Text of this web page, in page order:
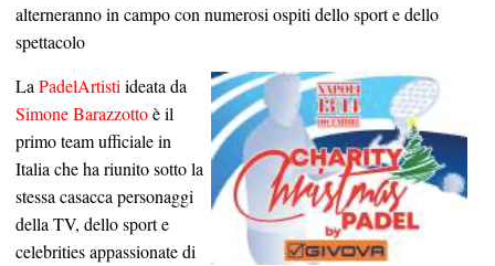
alterneranno in campo con numerosi ospiti dello sport e dello
spettacolo
LaPadelArtistiideata da
Simone Barazzottoè il
primo team ufficiale in
Italia che ha riunito sotto la
stessa casacca personaggi
della TV, dello sport e
celebrities appassionate di